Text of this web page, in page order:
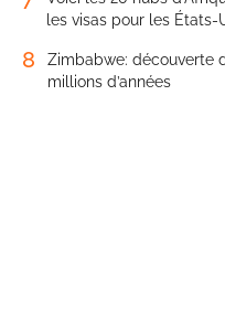
les visas pour les États-
8
Zimbabwe: découverte
millions d’années